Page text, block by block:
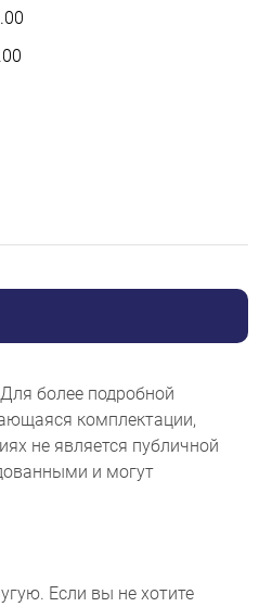
более подробной
комплектации,
не является публичной
и могут
Если вы не хотите